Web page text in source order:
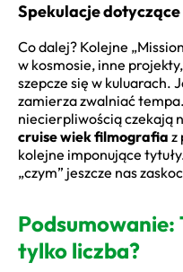
Spekulacje
Co dalej? Kolejne
w kosmosie, inne
szepcze się w kuluarach.
zamierza zwalniać
niecierpliwością czekają
cruise wiek filmografia z
kolejne imponujące
„czym” jeszcze nas
Podsumowanie:
tylko liczba?